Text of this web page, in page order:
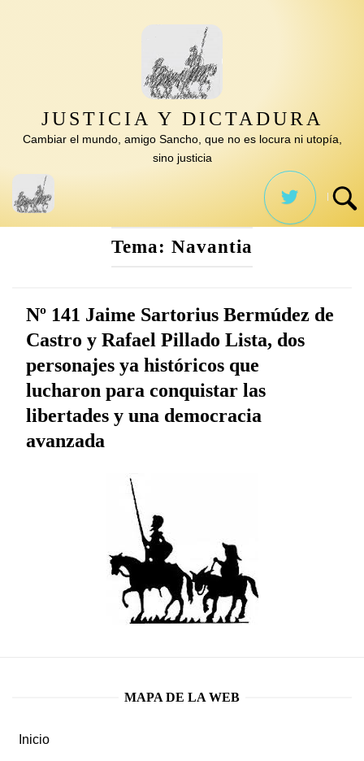
JUSTICIA Y DICTADURA
Cambiar el mundo, amigo Sancho, que no es locura ni utopía,
sino justicia
Tema: Navantia
Nº 141 Jaime Sartorius Bermúdez de
Castro y Rafael Pillado Lista, dos
personajes ya históricos que
lucharon para conquistar las
libertades y una democracia
avanzada
MAPA DE LA WEB
Inicio